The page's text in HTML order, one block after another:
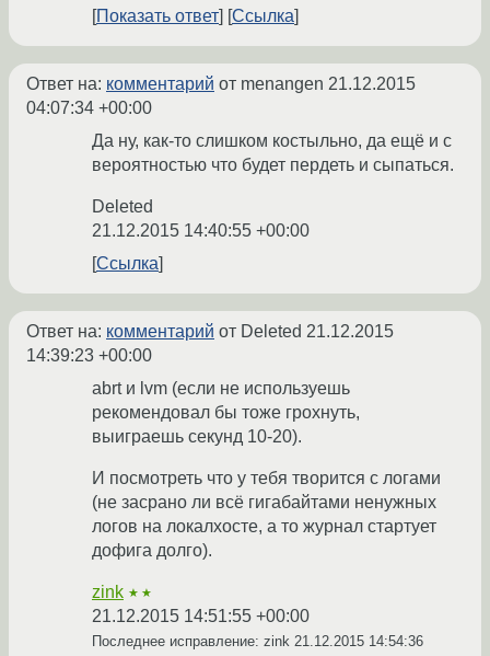
Показать ответ
Ссылка
Ответ на: комментарий от menangen 21.12.2015
04:07:34 +00:00
Да ну, как-то слишком костыльно, да ещё и с
вероятностью что будет пердеть и сыпаться.
Deleted
21.12.2015 14:40:55 +00:00
Ссылка
Ответ на: комментарий от Deleted 21.12.2015
14:39:23 +00:00
abrt и lvm (если не используешь
рекомендовал бы тоже грохнуть,
выиграешь секунд 10-20).
И посмотреть что у тебя творится с логами
(не засрано ли всё гигабайтами ненужных
логов на локалхосте, а то журнал стартует
дофига долго).
zink ★★
21.12.2015 14:51:55 +00:00
Последнее исправление: zink 21.12.2015 14:54:36